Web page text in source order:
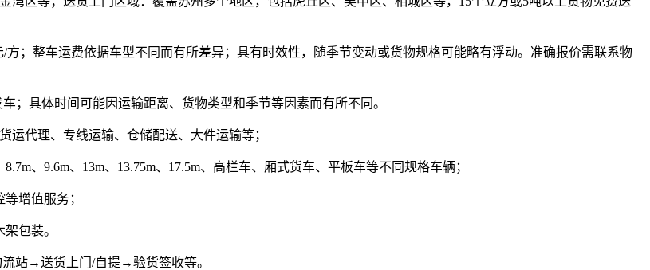
/方 ；整车运费依据车型不同而有所差异；具有时效性，随季节变动或货物规格可能略有浮动。准确报价需联系物
；具体时间可能因运输距离、货物类型和季节等因素而有所不同。
代理、专线运输、仓储配送、大件运输等；
、9.6m、13m、13.75m、17.5m、高栏车、厢式货车、平板车等不同规格车辆；
增值服务；
包装。
站→送货上门/自提→验货签收等。